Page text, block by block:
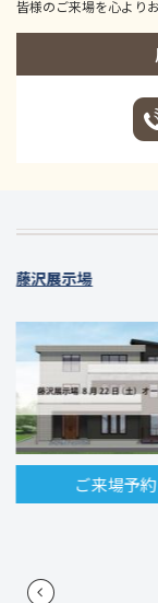
皆様のご来場を心より
藤沢展示場
ご来場予約